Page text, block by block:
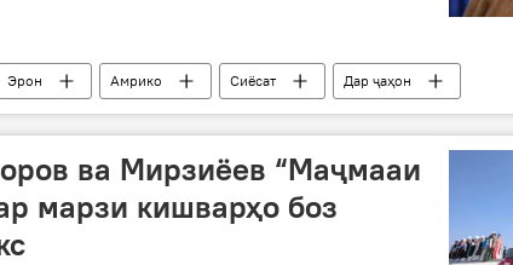
Эрон Амрико Сиёсат Дар ҷаҳон
ва Мирзиёев “Маҷмааи
марзи кишварҳо боз